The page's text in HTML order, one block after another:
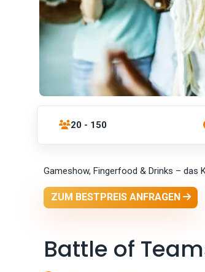
20 - 150
Gameshow, Fingerfood & Drinks – das
ZUM BESTPREIS ANFRAGEN
Battle of